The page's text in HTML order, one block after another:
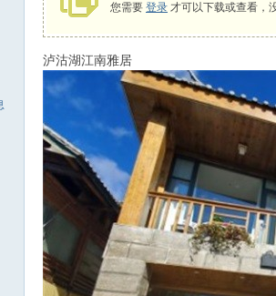
您需要 登录 才可以下载或查看，
泸沽湖江南雅居